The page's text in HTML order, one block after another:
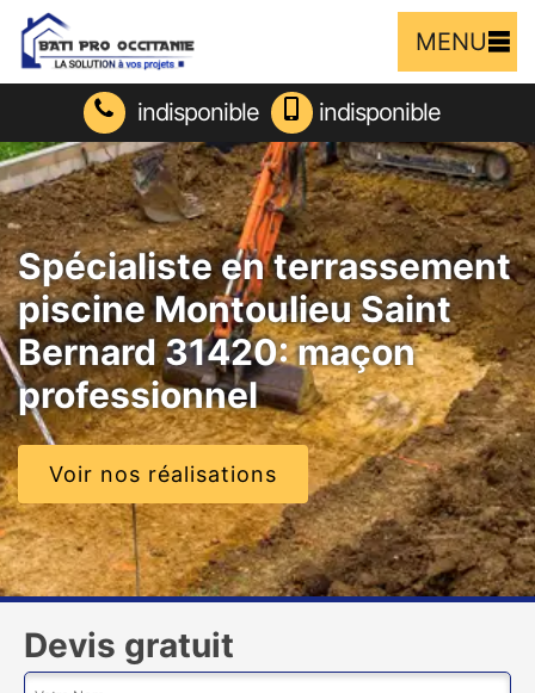
MENU
indisponible indisponible
Spécialiste en terrassement
piscine Montoulieu Saint
Bernard 31420: maçon
professionnel
Voir nos réalisations
Devis gratuit